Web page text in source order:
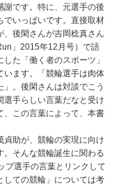
謝です。特に、元選手の後
でいっぱいです。直接取材
、後閑さんが吉岡稔真さん
」2015年12月号）で語
た「働く者のスポーツ」
います。「競輪選手は肉体
。後閑さんは対談でこう
手らしい言葉だなと受け
、この言葉によって、本書
貞助が、競輪の実現に向け
そんな競輪誕生に関わる
プ選手の言葉とリンクして
しての競輪」については考